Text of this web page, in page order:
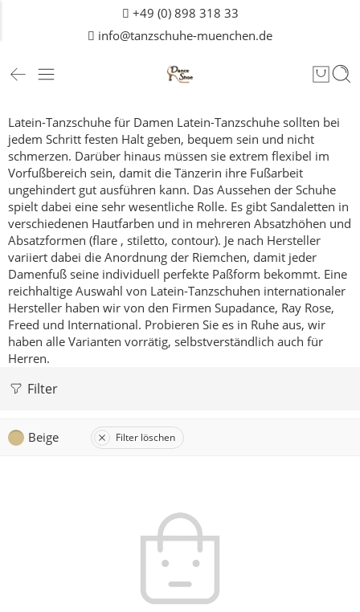
+49 (0) 898 318 33
info@tanzschuhe-muenchen.de
Latein-Tanzschuhe für Damen Latein-Tanzschuhe sollten bei
jedem Schritt festen Halt geben, bequem sein und nicht
schmerzen. Darüber hinaus müssen sie extrem flexibel im
Vorfußbereich sein, damit die Tänzerin ihre Fußarbeit
ungehindert gut ausführen kann. Das Aussehen der Schuhe
spielt dabei eine sehr wesentliche Rolle. Es gibt Sandaletten in
verschiedenen Hautfarben und in mehreren Absatzhöhen und
Absatzformen (flare , stiletto, contour). Je nach Hersteller
variiert dabei die Anordnung der Riemchen, damit jeder
Damenfuß seine individuell perfekte Paßform bekommt. Eine
reichhaltige Auswahl von Latein-Tanzschuhen internationaler
Hersteller haben wir von den Firmen Supadance, Ray Rose,
Freed und International. Probieren Sie es in Ruhe aus, wir
haben alle Varianten vorrätig, selbstverständlich auch für
Herren.
Filter
Beige Filter löschen